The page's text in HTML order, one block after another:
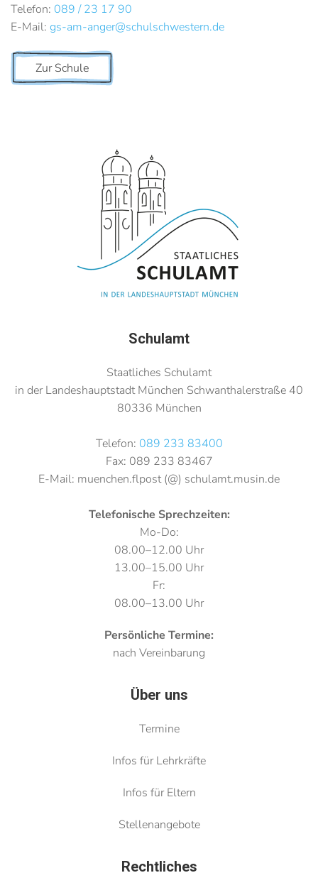
Telefon: 089 / 23 17 90
E-Mail: gs-am-anger@schulschwestern.de
Zur Schule
Schulamt
Staatliches Schulamt
in der Landeshauptstadt München Schwanthalerstraße 40
80336 München
Telefon: 089 233 83400
Fax: 089 233 83467
E-Mail: muenchen.flpost (@) schulamt.musin.de
Telefonische Sprechzeiten:
Mo-Do:
08.00–12.00 Uhr
13.00–15.00 Uhr
Fr:
08.00–13.00 Uhr
Persönliche Termine:
nach Vereinbarung
Über uns
Termine
Infos für Lehrkräfte
Infos für Eltern
Stellenangebote
Rechtliches